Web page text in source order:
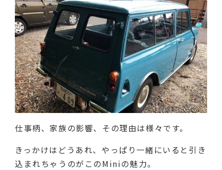
仕事柄、家族の影響、その理由は様々です。
きっかけはどうあれ、やっぱり一緒にいると引き
込まれちゃうのがこのMiniの魅力。